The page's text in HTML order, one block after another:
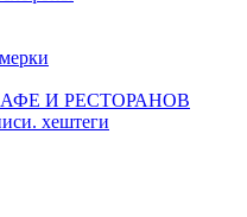
И РЕСТОРАНОВ
хештеги